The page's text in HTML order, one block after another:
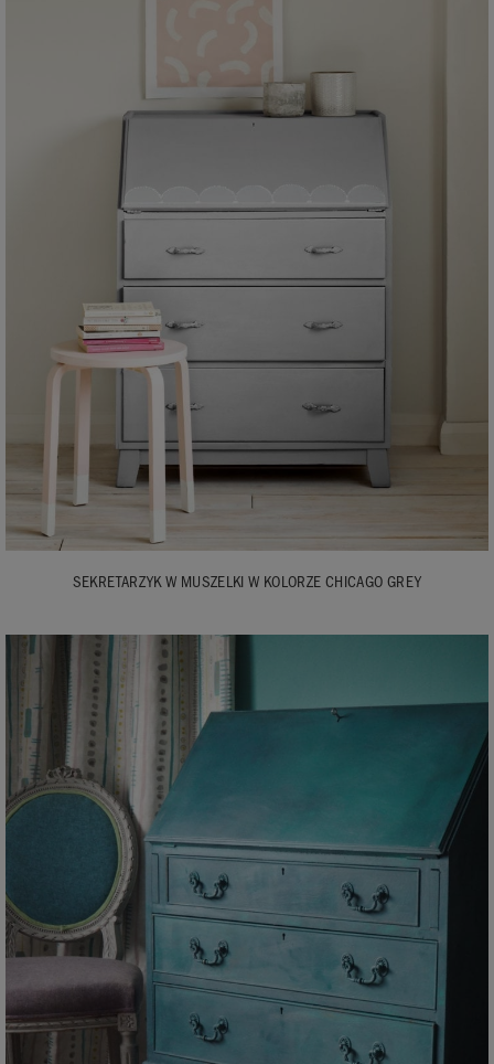
SEKRETARZYK W MUSZELKI W KOLORZE CHICAGO GREY